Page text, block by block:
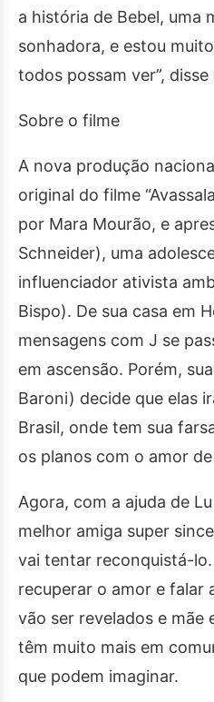
a história de Bebel, uma
sonhadora, e estou
todos possam ver”, disse
Sobre o filme
A nova produção
original do filme
por Mara Mourão, e
Schneider), uma
influenciador ativista
Bispo). De sua casa em
mensagens com J se
em ascensão. Porém,
Baroni) decide que elas
Brasil, onde tem sua
os planos com o amor
Agora, com a ajuda de
melhor amiga super
vai tentar reconquistá-
recuperar o amor e falar
vão ser revelados e mãe
têm muito mais em
que podem imaginar.